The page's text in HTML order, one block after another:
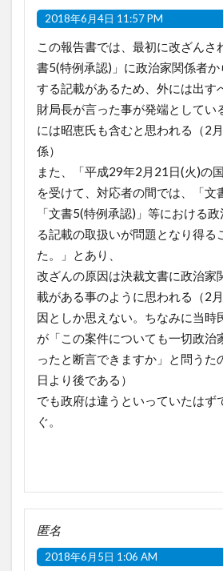
2018年6月4日 11:57 PM
この報告書では、最初に改ざんさ
書5(特例承認)」に政治家関係者
する記載があるため、外には出す
財局長が言った事が発端としてい
には昭恵氏も含むと思われる（2
係）
また、「平成29年2月21日(火)の
を受けて、対応者の間では、「文
「文書5(特例承認)」等における
る記載の取扱いが問題となり得る
た。」とあり、
改ざんの原因は決裁文書に政治家
載がある事のように思われる（2
因としか思えない。ちなみに当時
が「この案件についても一切政治
ったと断言できますか」と問うた
日より後である）
でも政府は違うといっていたはず
ぐ。
匿名
2018年6月5日 1:06 AM